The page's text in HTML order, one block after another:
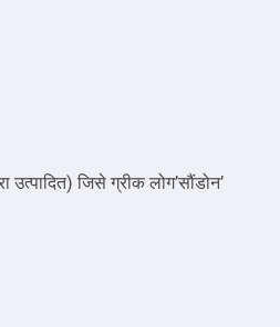
उत्पादित) जिसे ग्रीक लोग’सौंडोन’